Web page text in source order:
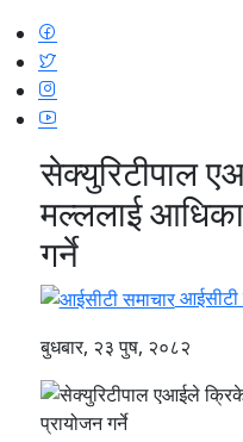
सेक्युरिटीपाल
मल्ललाई
गर्ने
आईसीटी
बुधबार, २३ पुष, २०८२